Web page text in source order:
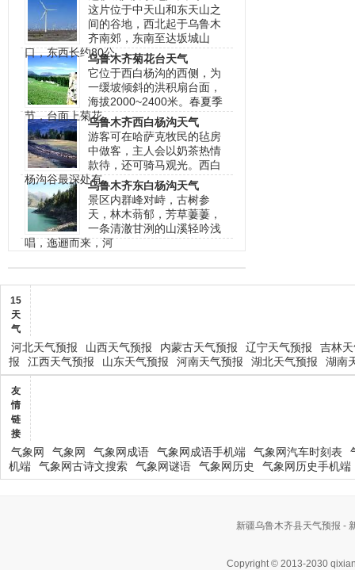
这片位于中天山和东天山之
间的谷地，西北起于乌鲁木
齐南郊，东南至达坂城山
口，东西长约80公乌鲁木齐菊花台天气
它位于西白杨沟的西侧，为
一缓坡倾斜的洪积扇台面，
海拔2000~2400米。春夏季
节，台面上菊花乌鲁木齐西白杨沟天气
游客可在哈萨克牧民的毡房
中做客，主人会以奶茶热情
款待，还可骑马观光。西白
杨沟谷最深处有乌鲁木齐东白杨沟天气
景区内群峰对峙，古树参
天，林木蓊郁，芳草萋萋，
一条清澈甘洌的山溪轻吟浅
唱，迤逦而来，河
15
天
气
河北天气预报 山西天气预报 内蒙古天气预报 辽宁天气预报
吉林
报
江西天气预报 山东天气预报 河南天气预报 湖北天气预报 湖南
友
情
链
接
气象网 气象网 气象网成语 气象网成语手机端 气象网汽车时刻表
机端
气象网古诗文搜索 气象网谜语 气象网历史 气象网历史手机端
新疆乌鲁木齐县天气预报 -
Copyright © 2013-2030